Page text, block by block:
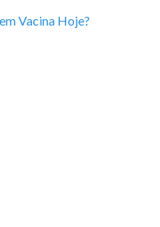
Vacina Hoje?